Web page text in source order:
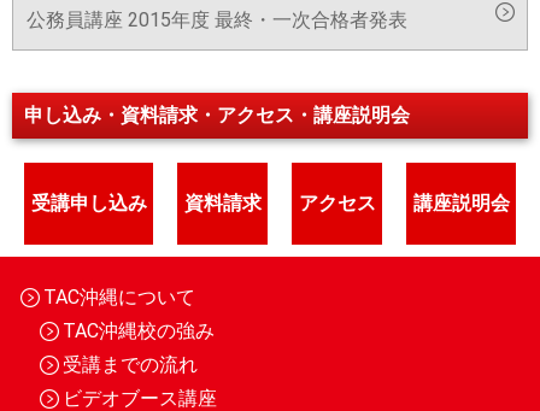
公務員講座 2015年度 最終・一次合格者発表
申し込み・資料請求・アクセス・講座説明会
受講申し込み 資料請求 アクセス 講座説明会
TAC沖縄について
TAC沖縄校の強み
受講までの流れ
ビデオブース講座